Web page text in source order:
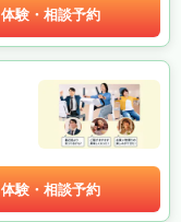
体験・相談予約
体験・相談予約